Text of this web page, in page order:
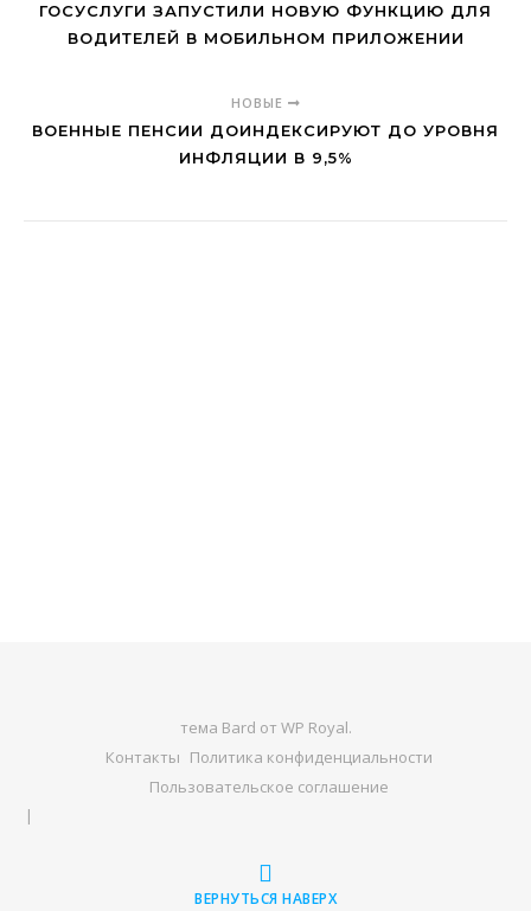
ГОСУСЛУГИ ЗАПУСТИЛИ НОВУЮ ФУНКЦИЮ ДЛЯ
ВОДИТЕЛЕЙ В МОБИЛЬНОМ ПРИЛОЖЕНИИ
НОВЫЕ
ВОЕННЫЕ ПЕНСИИ ДОИНДЕКСИРУЮТ ДО УРОВНЯ
ИНФЛЯЦИИ В 9,5%
тема Bard от WP Royal.
Контакты Политика конфиденциальности
Пользовательское соглашение
ВЕРНУТЬСЯ НАВЕРХ